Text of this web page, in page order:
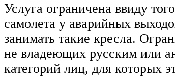
Услуга ограничена ввиду
самолета у аварийных
занимать такие кресла.
не владеющих русским или
категорий лиц, для которых